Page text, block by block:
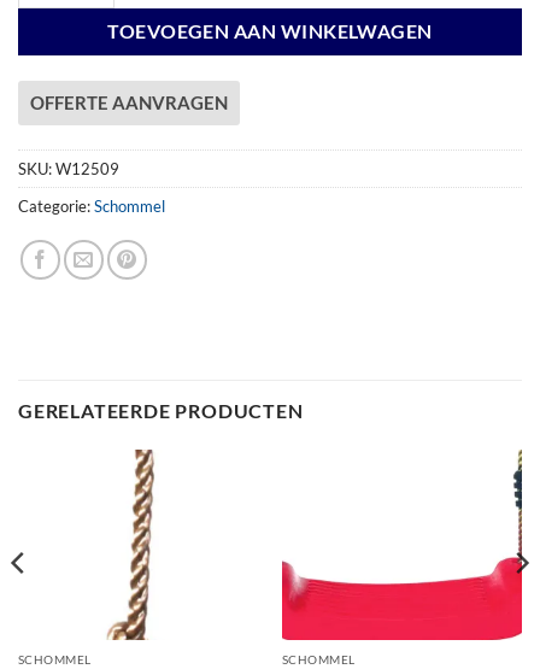
TOEVOEGEN AAN WINKELWAGEN
OFFERTE AANVRAGEN
SKU:W12509
Categorie:Schommel
GERELATEERDE PRODUCTEN
SCHOMMEL SCHOMMEL